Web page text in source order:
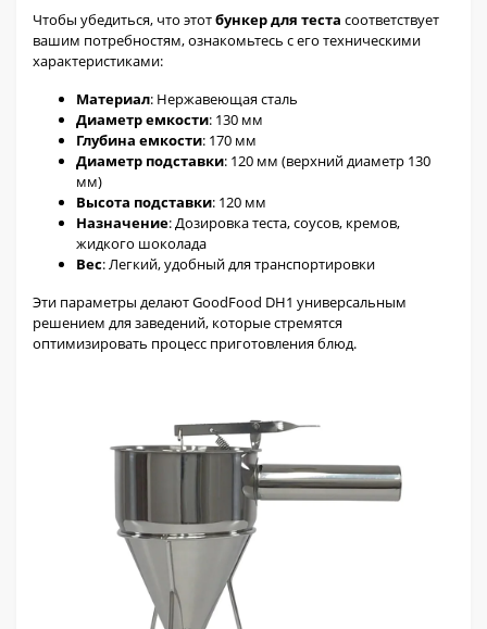
Чтобы убедиться, что этотбункер для теста соответствует
вашим потребностям, ознакомьтесь с его техническими
характеристиками:
Материал: Нержавеющая сталь
Диаметр емкости: 130 мм
Глубина емкости: 170 мм
Диаметр подставки: 120 мм (верхний диаметр 130
мм)
Высота подставки: 120 мм
Назначение: Дозировка теста, соусов, кремов,
жидкого шоколада
Вес: Легкий, удобный для транспортировки
Эти параметры делают GoodFood DH1 универсальным
решением для заведений, которые стремятся
оптимизировать процесс приготовления блюд.